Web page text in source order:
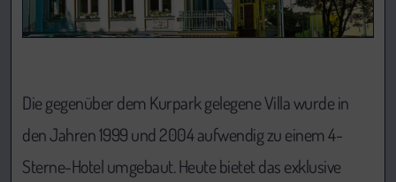
Die gegenüber dem Kurpark gelegene Villa wurde in
den Jahren 1999 und 2004 aufwendig zu einem 4-
Sterne-Hotel umgebaut. Heute bietet das exklusive